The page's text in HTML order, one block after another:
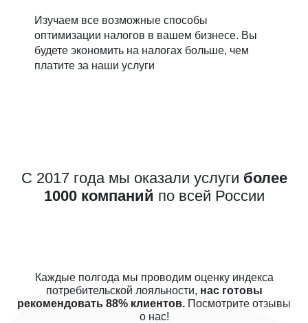
Изучаем все возможные способы
оптимизации налогов в вашем бизнесе. Вы
будете экономить на налогах больше, чем
платите за наши услуги
С 2017 года мы оказали услуги более
1000 компаний по всей России
Каждые полгода мы проводим оценку индекса
потребительской лояльности, нас готовы
рекомендовать 88% клиентов. Посмотрите отзывы
о нас!